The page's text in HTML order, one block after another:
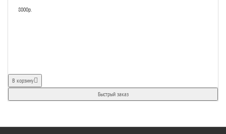
8000р.
В корзину
Быстрый заказ